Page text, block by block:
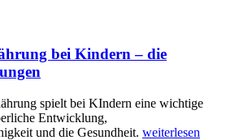
bei Kindern – die
spielt bei KIndern eine wichtige
Entwicklung,
und die Gesundheit. weiterlesen